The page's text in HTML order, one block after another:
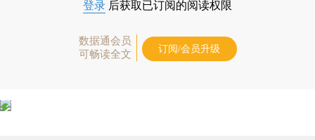
登录 后获取已订阅的阅读权限
数据通会员
可畅读全文
订阅/会员升级